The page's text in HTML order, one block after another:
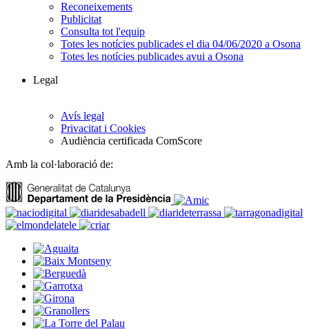
Reconeixements
Publicitat
Consulta tot l'equip
Totes les notícies publicades el dia 04/06/2020 a Osona
Totes les notícies publicades avui a Osona
Legal
Avís legal
Privacitat i Cookies
Audiència certificada ComScore
Amb la col·laboració de: